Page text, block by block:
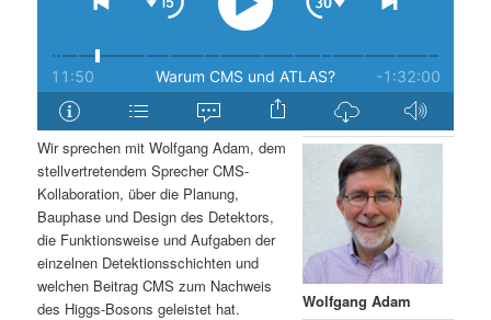
n
g
e
n
r
i
n
g
e
Wolfgang Adam
Wir sprechen mit Wolfgang Adam, dem
stellvertretendem Sprecher CMS-
Kollaboration, über die Planung,
Bauphase und Design des Detektors,
die Funktionsweise und Aufgaben der
einzelnen Detektionsschichten und
welchen Beitrag CMS zum Nachweis
des Higgs-Bosons geleistet hat.